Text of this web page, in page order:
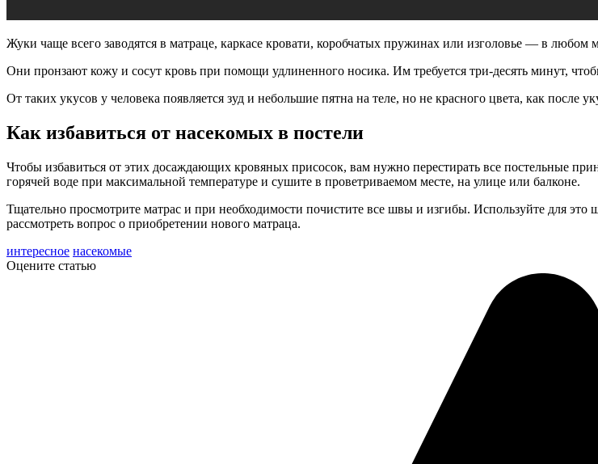
Жуки чаще всего заводятся в матраце, каркасе кровати, коробчатых пружинах или изголовье — в любом
Они пронзают кожу и сосут кровь при помощи удлиненного носика. Им требуется три-десять минут,
От таких укусов у человека появляется зуд и небольшие пятна на теле, но не красного цвета, как после
Как избавиться от насекомых в постели
Чтобы избавиться от этих досаждающих кровяных присосок, вам нужно перестирать все постельные
горячей воде при максимальной температуре и сушите в проветриваемом месте, на улице или балконе.
Тщательно просмотрите матрас и при необходимости почистите все швы и изгибы. Используйте для
рассмотреть вопрос о приобретении нового матраца.
интересное насекомые
Оцените статью